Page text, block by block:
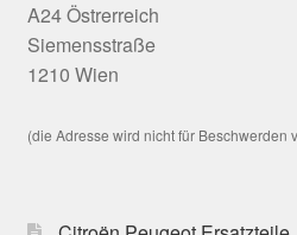
A24 Östrerreich
Siemensstraße
1210 Wien
(die Adresse wird nicht für Beschwerden